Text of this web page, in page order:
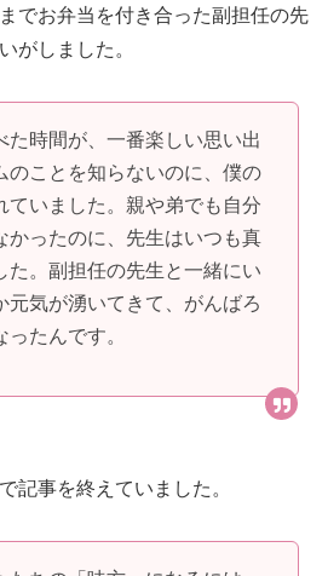
でお弁当を付き合った副担任の先
がしました。
た時間が、一番楽しい思い出
のことを知らないのに、僕の
ていました。親や弟でも自分
かったのに、先生はいつも真
た。副担任の先生と一緒にい
元気が湧いてきて、がんばろ
たんです。
記事を終えていました。